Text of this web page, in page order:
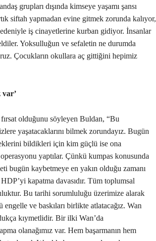
grupları dışında kimseye yaşamı şansı
siftah yapmadan evine gitmek zorunda kalıyor,
iş cinayetlerine kurban gidiyor. İnsanlar
Yoksulluğun ve sefaletin ne durumda
Çocukların okullara aç gittiğini hepimiz
var’
olduğunu söyleyen Buldan, “Bu
yaşatacaklarını bilmek zorundayız. Bugün
bildikleri için kim güçlü ise ona
yaptılar. Çünkü kumpas konusunda
bugün kaybetmeye en yakın olduğu zamanı
kapatma davasıdır. Tüm toplumsal
Bu tarihi sorumluluğu üzerimize alarak
ve baskıları birlikte atlatacağız. Wan
kıymetlidir. Bir ilki Wan’da
olanağımız var. Hem başarmanın hem